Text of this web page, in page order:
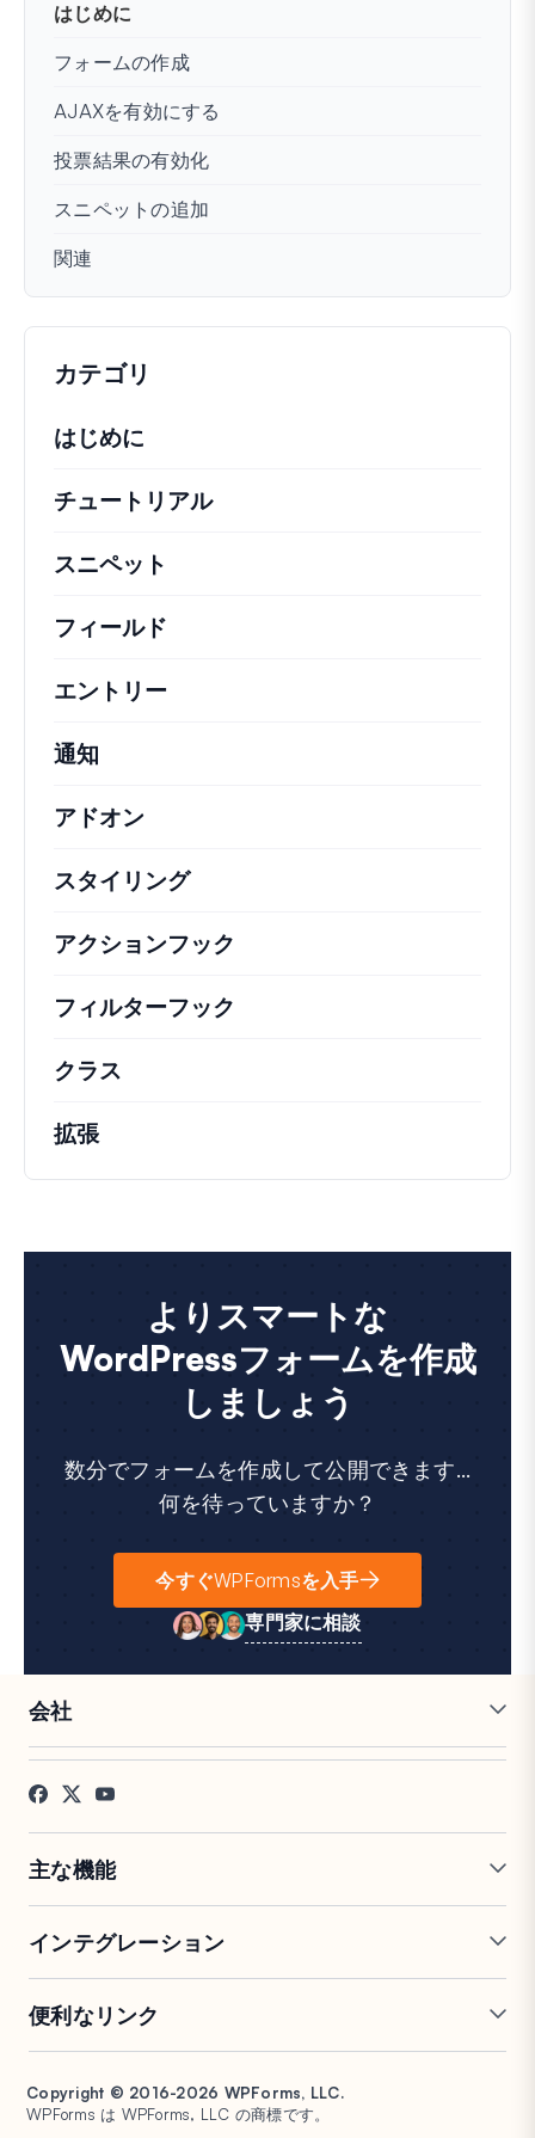
はじめに
フォームの作成
AJAXを有効にする
投票結果の有効化
スニペットの追加
関連
カテゴリ
はじめに
チュートリアル役立つハウツー記事やその他
スニペット
フィールド
エントリー
通知
アドオン
スタイリング
アクションフック
フィルターフック
クラス
拡張
よりスマートな
WordPressフォームを作成
しましょう
数分でフォームを作成して公開できます...
何を待っていますか？
今すぐWPFormsを入手
専門家に相談
会社
採用情報
お客様の声
プレス
アフィリエイト
主な機能
条件付きロジック
会話型フォーム
フォームランディングページ
エントリー管理
フォーム放棄
フォーム通知
PDF生成
署名フォーム
スパム保護
アンケートと投票
インテグレーション
Google Sheets
Salesforce
HubSpot
Google ドライブ
Stripe
PayPal
Square
便利なリンク
ドキュメント
プランと料金
WPConsent
Universally
Copyright © 2016-2026 WPForms, LLC.
WPForms は WPForms, LLC の商標です。